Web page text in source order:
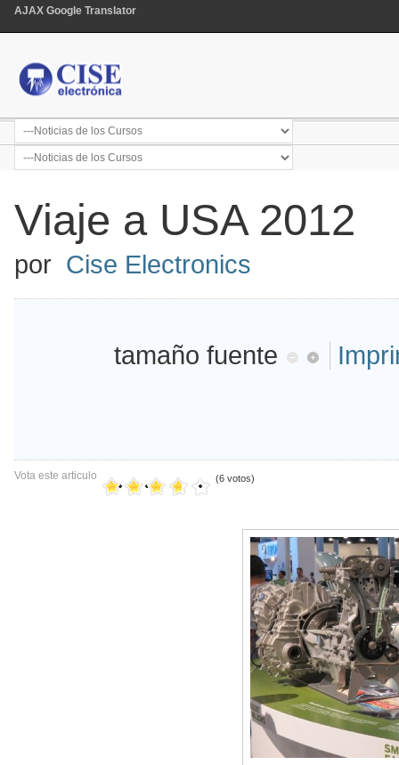
AJAX Google Translator
Viaje a USA 2012
por Cise Electronics
tamaño fuente
Vota este articulo (6 votos)